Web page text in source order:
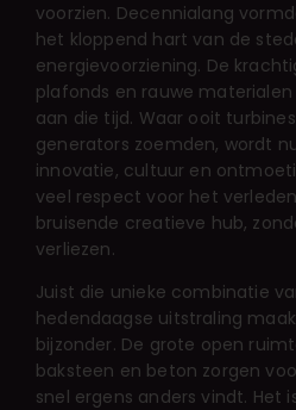
voorzien. Decennialang
het kloppend hart van de
energievoorziening. De
plafonds en rauwe
aan die tijd. Waar ooit
generators zoemden, wordt
innovatie, cultuur en
veel respect voor het
bruisende creatieve hub,
verliezen.
Juist die unieke combinatie
hedendaagse uitstraling
bijzonder. De grote open
baksteen en beton zorgen
snel ergens anders vindt. Het